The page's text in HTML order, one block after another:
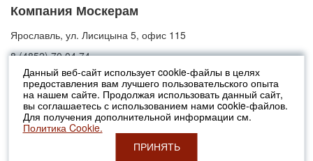
Данный веб-сайт использует cookie-файлы в целях
предоставления вам лучшего пользовательского опыта
на нашем сайте. Продолжая использовать данный сайт,
вы соглашаетесь с использованием нами cookie-файлов.
Для получения дополнительной информации см.
Политика Cookie.
ПРИНЯТЬ
Компания Москерам
Ярославль, ул. Лисицына 5, офис 115
8 (4852) 70 04 74
© 2010-2026 Москерам
Указанные на сайте цены не являются публичной офертой (ст.435 ГК
РФ).
Стоимость и наличие товара просьба уточнять в офисах продаж....